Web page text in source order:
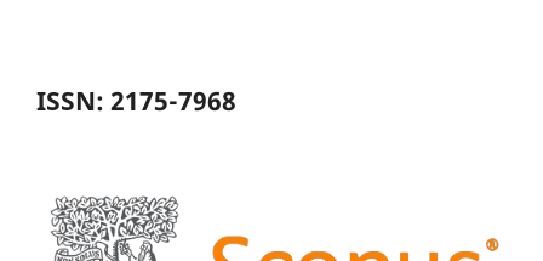
ISSN: 2175-7968